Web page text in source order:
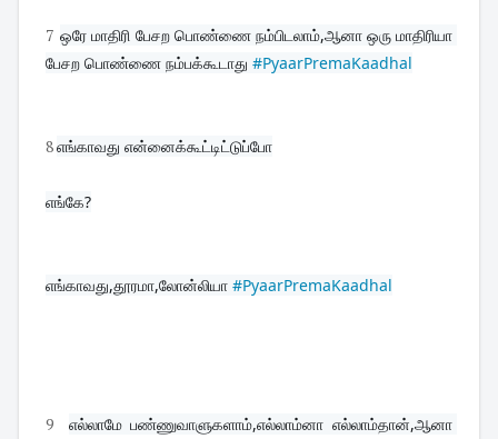
7ஒரே மாதிரி பேசற பொண்ணை நம்பிடலாம்,ஆனா ஒரு மாதிரியா
பேசற பொண்ணை நம்பக்கூடாது #PyaarPremaKaadhal
8எங்காவது என்னைக்கூட்டிட்டுப்போ
எங்கே?
எங்காவது,தூரமா,லோன்லியா #PyaarPremaKaadhal
9 எல்லாமே பண்ணுவாளுகளாம்,எல்லாம்னா எல்லாம்தான்,ஆனா